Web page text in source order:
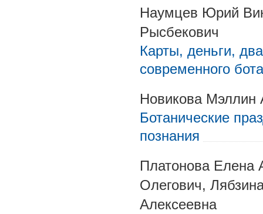
Наумцев Юрий
Рысбекович
Карты, деньги,
современного
Новикова Мэллин
Ботанические
познания
Платонова Елена
Олегович,
Алексеевна